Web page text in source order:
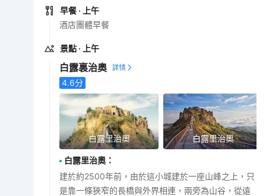
早餐 · 上午
酒店團體早餐
景點 · 上午
白露裏治奧
4.6分
白露里治奧 白露里治奧
白露里治奧 ：
建於約2500年前，由於這小城建於一座山峰之上，只
是靠一條狹窄的長橋與外界相連，兩旁為山谷，從遠